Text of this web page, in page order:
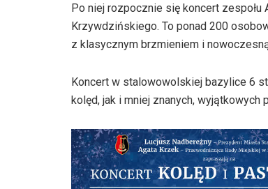
Po niej rozpocznie się koncert
Krzywdzińskiego. To ponad 200
z klasycznym brzmieniem i
Koncert w stalowowolskiej bazylice 6
kolęd, jak i mniej znanych, wyjątkowych